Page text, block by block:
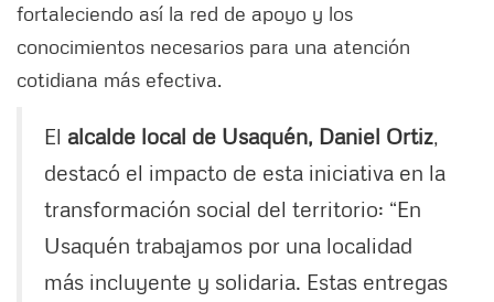
fortaleciendo así la red de apoyo y los
conocimientos necesarios para una atención
cotidiana más efectiva.
El alcalde local de Usaquén, Daniel Ortiz,
destacó el impacto de esta iniciativa en la
transformación social del territorio: “En
Usaquén trabajamos por una localidad
más incluyente y solidaria. Estas entregas